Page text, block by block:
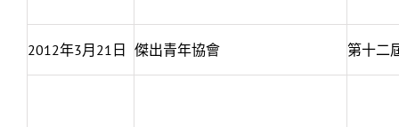
2012年3月21日 傑出青年協會 第十二